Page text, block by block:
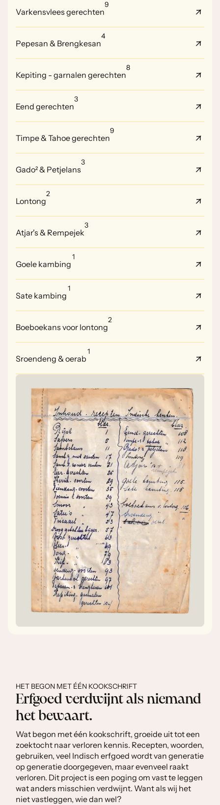
Varkensvlees gerechten
9
Pepesan & Brengkesan
4
Kepiting - garnalen gerechten
8
Eend gerechten
3
Timpe & Tahoe gerechten
9
Gado² & Petjelans
3
Lontong
2
Atjar's & Rempejek
3
Goele kambing
1
Sate kambing
1
Boeboekans voor lontong
2
Sroendeng & oerab
1
HET BEGON MET ÉÉN KOOKSCHRIFT
Erfgoed verdwijnt als niemand
het bewaart.
Wat begon met één kookschrift, groeide uit tot een
zoektocht naar verloren kennis. Recepten, woorden,
gebruiken, veel Indisch erfgoed wordt van generatie
op generatie doorgegeven, maar evenveel raakt
verloren. Dit project is een poging om vast te leggen
wat anders misschien verdwijnt. Want als wij het
niet vastleggen, wie dan wel?